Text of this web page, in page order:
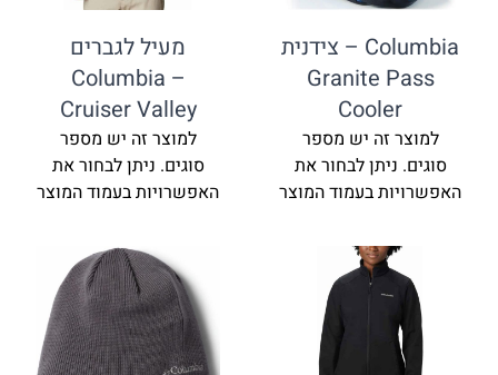
Columbia – צידנית
Granite
זה יש מספר
לבחור את
בעמוד המוצר
מעיל לגברים
Columbia –
Cruiser Valley
למוצר זה יש מספר
סוגים. ניתן לבחור את
האפשרויות בעמוד המוצר